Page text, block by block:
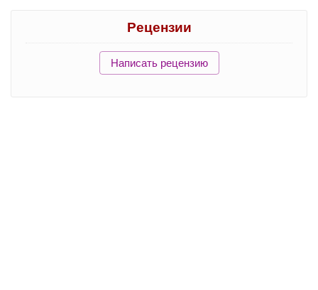
Рецензии
Написать рецензию